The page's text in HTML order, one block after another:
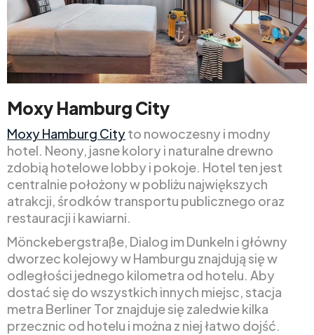
Moxy Hamburg City
Moxy Hamburg Cityto nowoczesny i modny
hotel. Neony, jasne kolory i naturalne drewno
zdobią hotelowe lobby i pokoje. Hotel ten jest
centralnie położony w pobliżu największych
atrakcji, środków transportu publicznego oraz
restauracji i kawiarni.
Mönckebergstraße, Dialog im Dunkeln i główny
dworzec kolejowy w Hamburgu znajdują się w
odległości jednego kilometra od hotelu. Aby
dostać się do wszystkich innych miejsc, stacja
metra Berliner Tor znajduje się zaledwie kilka
przecznic od hotelu i można z niej łatwo dojść.